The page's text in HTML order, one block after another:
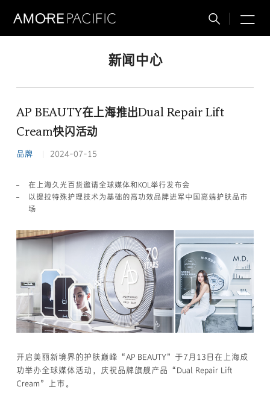
搜
索
新闻中心
AP BEAUTY在上海推出Dual Repair Lift
Cream快闪活动
品牌 2024-07-15
在上海久光百货邀请全球媒体和KOL举行发布会
以提拉特殊护理技术为基础的高功效品牌进军中国高端护肤品市
场
开启美丽新境界的护肤巅峰“AP BEAUTY”于7月13日在上海成
功举办全球媒体活动，庆祝品牌旗舰产品“Dual Repair Lift
Cream”上市。